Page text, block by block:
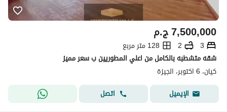
ج.م7,500,000
3
2
128 متر مربع
شقه متشطبه بالكامل من اعلي المطوريين ب سعر مميز
كيان، 6 اكتوبر، الجيزة
الإيميل
اتصل